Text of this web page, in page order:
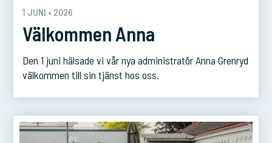
1 JUNI • 2026
Välkommen Anna
Den 1 juni hälsade vi vår nya administratör Anna Grenryd
välkommen till sin tjänst hos oss.